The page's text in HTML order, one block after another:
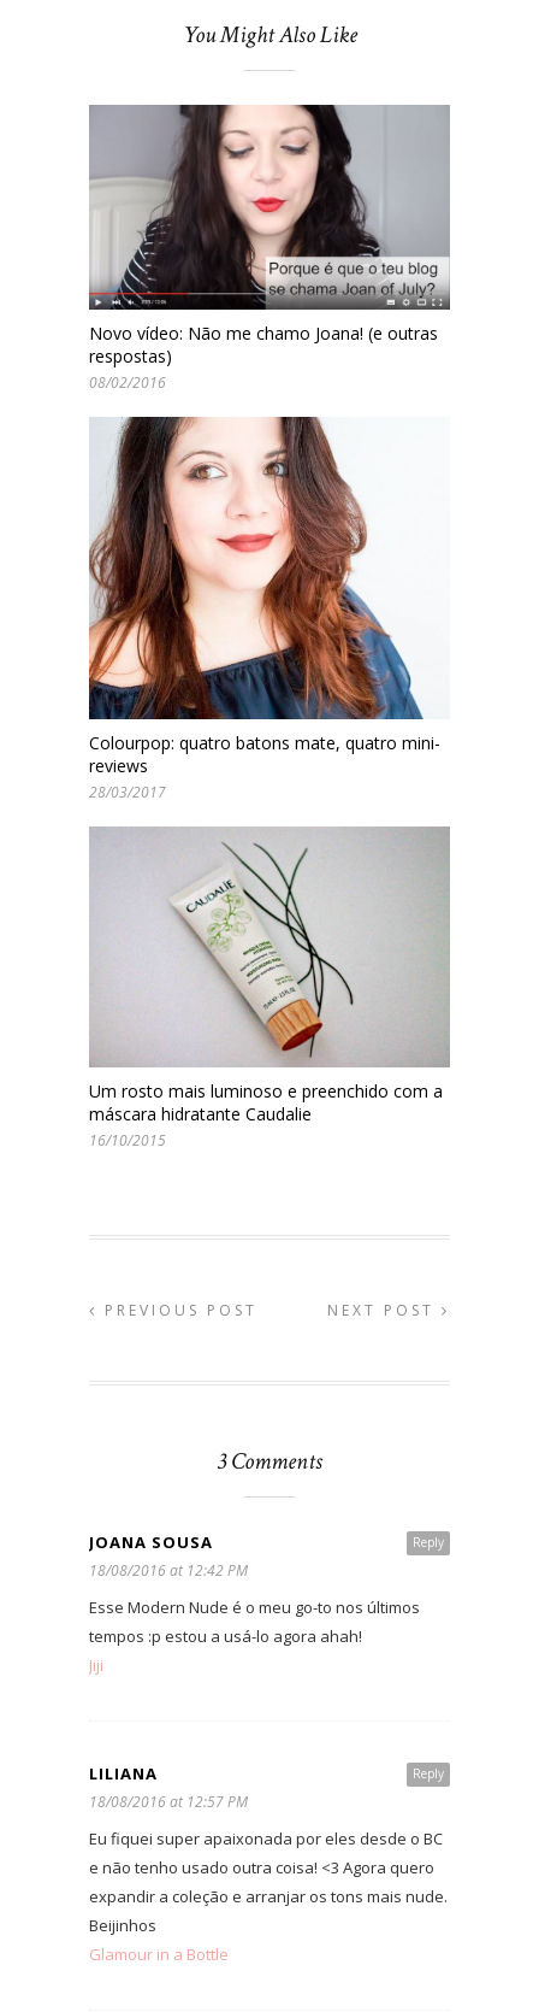
You Might Also Like
Novo vídeo: Não me chamo Joana! (e outras
respostas)
08/02/2016
Colourpop: quatro batons mate, quatro mini-
reviews
28/03/2017
Um rosto mais luminoso e preenchido com a
máscara hidratante Caudalie
16/10/2015
PREVIOUS POST NEXT POST
3 Comments
Reply
JOANA SOUSA
18/08/2016 at 12:42 PM
Esse Modern Nude é o meu go-to nos últimos
tempos :p estou a usá-lo agora ahah!
Jiji
Reply
LILIANA
18/08/2016 at 12:57 PM
Eu fiquei super apaixonada por eles desde o BC
e não tenho usado outra coisa! <3 Agora quero
expandir a coleção e arranjar os tons mais nude.
Beijinhos
Glamour in a Bottle